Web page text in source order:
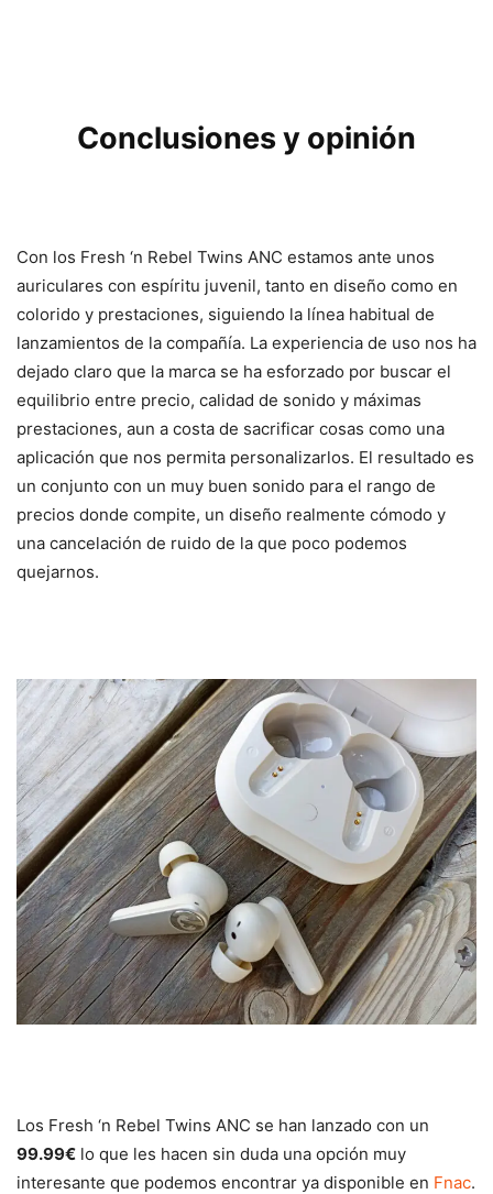
Conclusiones y opinión
Con los Fresh ‘n Rebel Twins ANC estamos ante unos
auriculares con espíritu juvenil, tanto en diseño como en
colorido y prestaciones, siguiendo la línea habitual de
lanzamientos de la compañía. La experiencia de uso nos ha
dejado claro que la marca se ha esforzado por buscar el
equilibrio entre precio, calidad de sonido y máximas
prestaciones, aun a costa de sacrificar cosas como una
aplicación que nos permita personalizarlos. El resultado es
un conjunto con un muy buen sonido para el rango de
precios donde compite, un diseño realmente cómodo y
una cancelación de ruido de la que poco podemos
quejarnos.
Los Fresh ‘n Rebel Twins ANC se han lanzado con un
99.99€ lo que les hacen sin duda una opción muy
interesante que podemos encontrar ya disponible en Fnac.